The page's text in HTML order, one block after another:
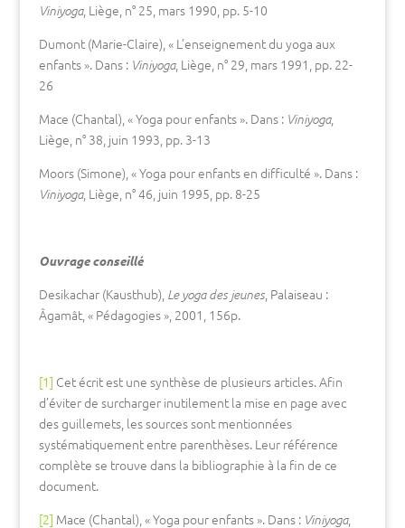
Viniyoga, Liège, n° 25, mars 1990, pp. 5-10
Dumont (Marie-Claire), « L’enseignement du yoga aux
enfants ». Dans : Viniyoga, Liège, n° 29, mars 1991, pp. 22-
26
Mace (Chantal), « Yoga pour enfants ». Dans : Viniyoga,
Liège, n° 38, juin 1993, pp. 3-13
Moors (Simone), « Yoga pour enfants en difficulté ». Dans :
Viniyoga, Liège, n° 46, juin 1995, pp. 8-25
Ouvrage conseillé
Desikachar (Kausthub), Le yoga des jeunes, Palaiseau :
Âgamât, « Pédagogies », 2001, 156p.
[1] Cet écrit est une synthèse de plusieurs articles. Afin
d’éviter de surcharger inutilement la mise en page avec
des guillemets, les sources sont mentionnées
systématiquement entre parenthèses. Leur référence
complète se trouve dans la bibliographie à la fin de ce
document.
[2] Mace (Chantal), « Yoga pour enfants ». Dans : Viniyoga,